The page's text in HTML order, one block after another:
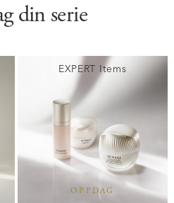
din serie
EXPERT Items
OPPDAG